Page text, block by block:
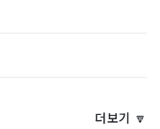
더보기 🔽